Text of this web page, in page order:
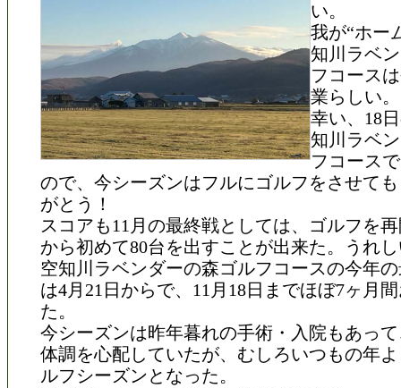
い。
我が“ホー
知川ラベ
フコース
業らしい。
幸い、18
知川ラベ
フコース
ので、今シーズンはフルにゴルフをさせて
がとう！
スコアも11月の最終戦としては、ゴルフを
から初めて80台を出すことが出来た。うれ
空知川ラベンダーの森ゴルフコースの今年
は4月21日からで、11月18日までほぼ7ヶ月
た。
今シーズンは昨年暮れの手術・入院もあっ
体調を心配していたが、むしろいつもの年
ルフシーズンとなった。